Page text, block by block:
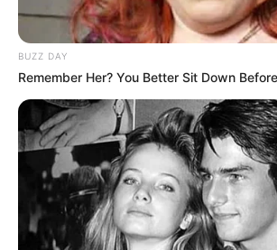
BUZZ DAY
Remember Her? You Better Sit Down